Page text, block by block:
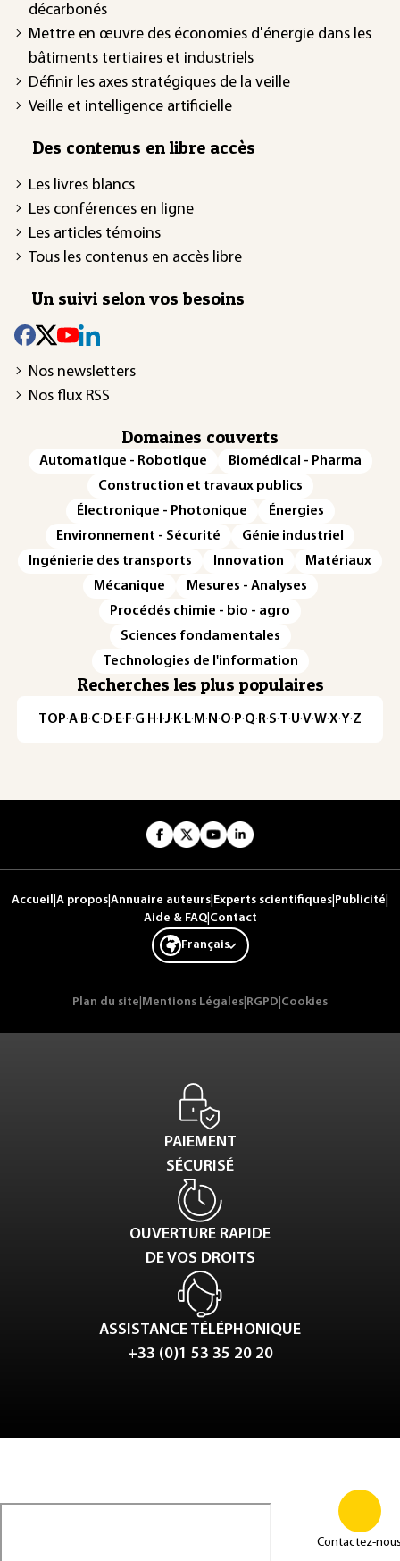
Contactez-
décarbonés
Mettre en œuvre des économies d'énergie dans les
bâtiments tertiaires et industriels
Définir les axes stratégiques de la veille
Veille et intelligence artificielle
Des contenus en libre accès
Les livres blancs
Les conférences en ligne
Les articles témoins
Tous les contenus en accès libre
Un suivi selon vos besoins
Nos newsletters
Nos flux RSS
Domaines couverts
Automatique - Robotique
Biomédical - Pharma
Construction et travaux publics
Électronique - Photonique
Énergies
Environnement - Sécurité
Génie industriel
Ingénierie des transports
Innovation
Matériaux
Mécanique
Mesures - Analyses
Procédés chimie - bio - agro
Sciences fondamentales
Technologies de l'information
Recherches les plus populaires
TOP·A·B·C· D· E· F·G· H · ·J· K· L· M · N ·O· P·Q· R·S·T·U·V·W·X·Y·Z
Accueil A propos Annuaire auteurs Experts scientifiques Publicité
Aide & FAQ| Contact
Français
Plan du site Mentions Légales RGPD Cookies
PAIEMENT
SÉCURISÉ
OUVERTURE RAPIDE
DE VOS DROITS
ASSISTANCE TÉLÉPHONIQUE
+33 (0)1 53 35 20 20